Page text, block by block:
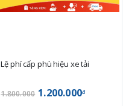
Lệ phí cấp phù hiệu xe tải
1.800.000 1.200.000đ